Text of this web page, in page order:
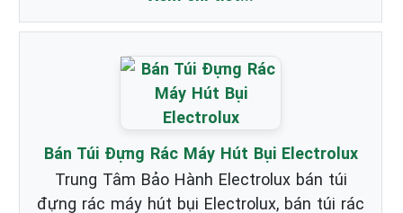
Bán Túi Đựng Rác Máy Hút Bụi Electrolux
Trung Tâm Bảo Hành Electrolux bán túi
đựng rác máy hút bụi Electrolux, bán túi rác